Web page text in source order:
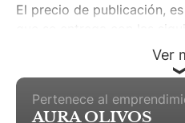
El precio de publicación,
que se entrega con las
Carpinterías interiores:
placa de madera. Herrajes
Terminaciones interiores
con pintura.* Pisos de
Ver
Pertenece al
AURA OLIVOS